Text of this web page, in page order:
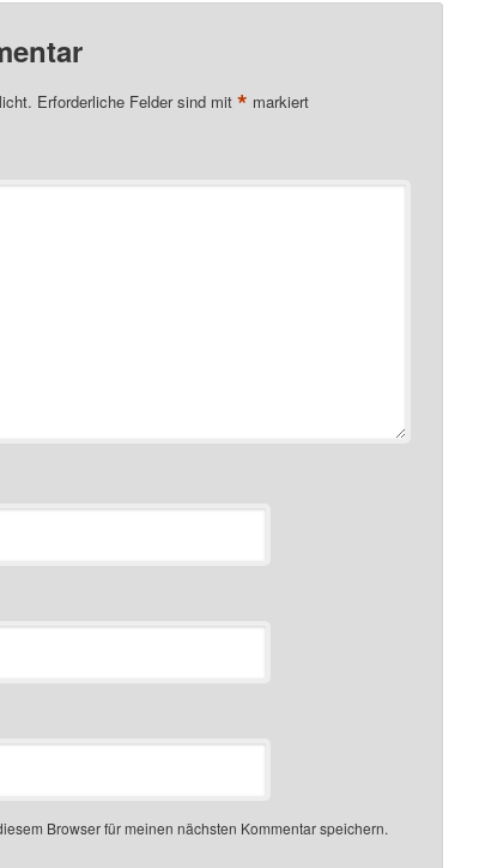
Erforderliche Felder sind mit * markiert
Browser für meinen nächsten Kommentar speichern.